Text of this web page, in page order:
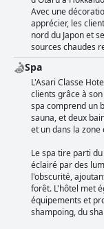
Avec une
apprécier, les
nord du Japon et
sources chaudes
Spa
L'Asari Classe
clients grâce à
spa comprend un
sauna, et deux
et un dans la zone
Le spa tire parti
éclairé par des
l'obscurité,
forêt. L'hôtel met
équipements et
shampoing, du